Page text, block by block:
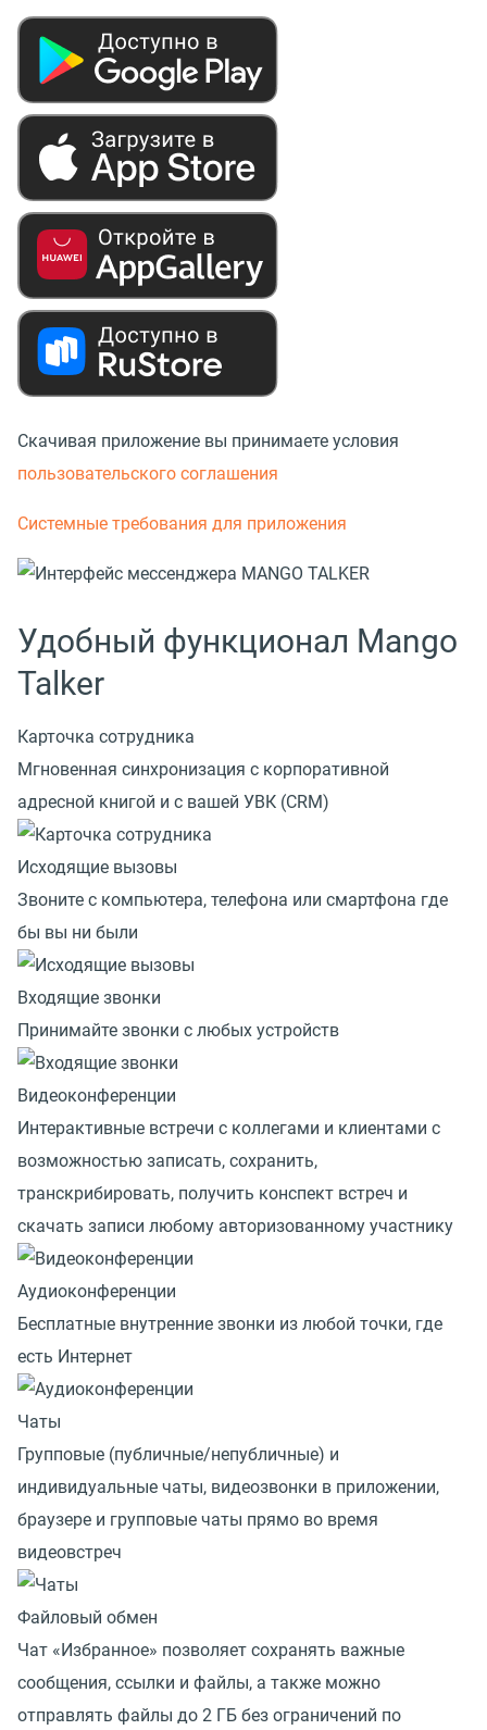
Скачивая приложение вы принимаете условия
пользовательского соглашения
Системные требования для приложения
Удобный функционал Mango
Talker
Карточка сотрудника
Мгновенная синхронизация с корпоративной
адресной книгой и с вашей УВК (CRM)
Исходящие вызовы
Звоните с компьютера, телефона или смартфона где
бы вы ни были
Входящие звонки
Принимайте звонки с любых устройств
Видеоконференции
Интерактивные встречи с коллегами и клиентами с
возможностью записать, сохранить,
транскрибировать, получить конспект встреч и
скачать записи любому авторизованному участнику
Аудиоконференции
Бесплатные внутренние звонки из любой точки, где
есть Интернет
Чаты
Групповые (публичные/непубличные) и
индивидуальные чаты, видеозвонки в приложении,
браузере и групповые чаты прямо во время
видеовстреч
Файловый обмен
Чат «Избранное» позволяет сохранять важные
сообщения, ссылки и файлы, а также можно
отправлять файлы до 2 ГБ без ограничений по